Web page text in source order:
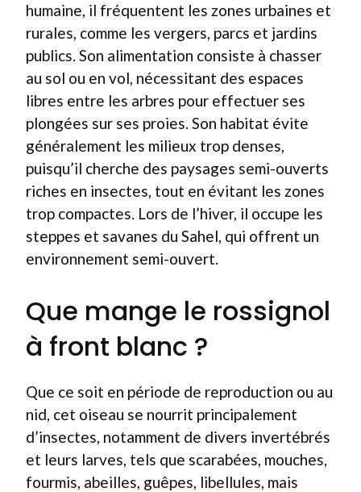
humaine, il fréquentent les zones urbaines et
rurales, comme les vergers, parcs et jardins
publics. Son alimentation consiste à chasser
au sol ou en vol, nécessitant des espaces
libres entre les arbres pour effectuer ses
plongées sur ses proies. Son habitat évite
généralement les milieux trop denses,
puisqu’il cherche des paysages semi-ouverts
riches en insectes, tout en évitant les zones
trop compactes. Lors de l’hiver, il occupe les
steppes et savanes du Sahel, qui offrent un
environnement semi-ouvert.
Que mange le rossignol
à front blanc ?
Que ce soit en période de reproduction ou au
nid, cet oiseau se nourrit principalement
d’insectes, notamment de divers invertébrés
et leurs larves, tels que scarabées, mouches,
fourmis, abeilles, guêpes, libellules, mais